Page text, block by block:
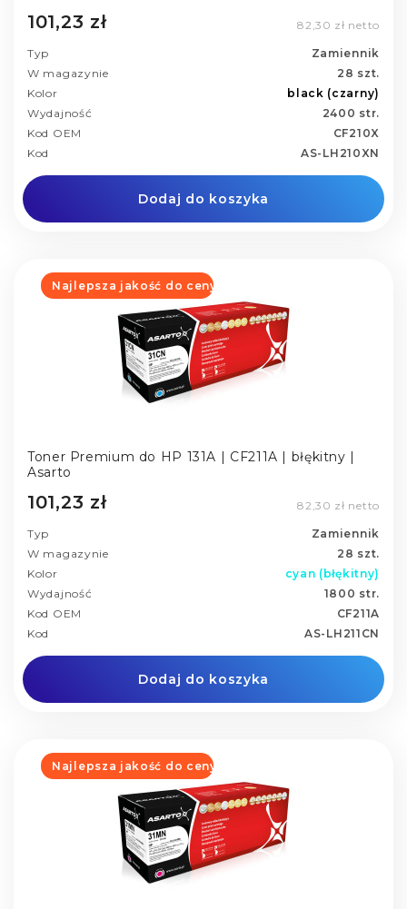
101,23 zł 82,30 zł netto
Typ
Zamiennik
W magazynie
28 szt.
Kolor
black (czarny)
Wydajność
2400 str.
Kod OEM
CF210X
Kod
AS-LH210XN
Dodaj do koszyka
Najlepsza jakość do ceny
Toner Premium do HP 131A | CF211A | błękitny |
Asarto
101,23 zł 82,30 zł netto
Typ
Zamiennik
W magazynie
28 szt.
Kolor
cyan (błękitny)
Wydajność
1800 str.
Kod OEM
CF211A
Kod
AS-LH211CN
Dodaj do koszyka
Najlepsza jakość do ceny